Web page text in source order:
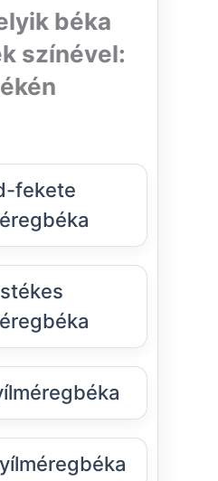
béka
színével:
fekete